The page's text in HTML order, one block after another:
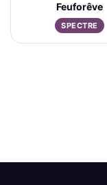
Feuforêve
SPECTRE